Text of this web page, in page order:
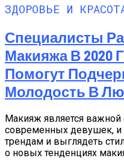
ЗДОРОВЬЕ И
Специалисты
Макияжа В 2020
Помогут
Молодость В
Макияж является
современных девушек, и
трендам и выглядеть
о новых тенденциях